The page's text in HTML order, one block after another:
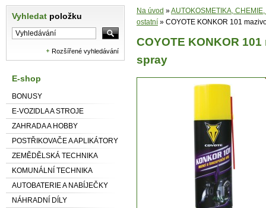
Vyhledat položku
Rozšířené vyhledávání
E-shop
BONUSY
E-VOZIDLA A STROJE
ZAHRADA A HOBBY
POSTŘIKOVAČE A APLIKÁTORY
ZEMĚDĚLSKÁ TECHNIKA
KOMUNÁLNÍ TECHNIKA
AUTOBATERIE A NABÍJEČKY
NÁHRADNÍ DÍLY
Na úvod »AUTOKOSMETIKA,
ostatní » COYOTE KONKOR 101
COYOTE KONKOR
spray